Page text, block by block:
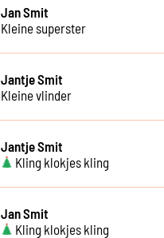
Jan Smit
Kleine superster
Jantje Smit
Kleine vlinder
Jantje Smit
Kling klokjes kling
Jan Smit
Kling klokjes kling